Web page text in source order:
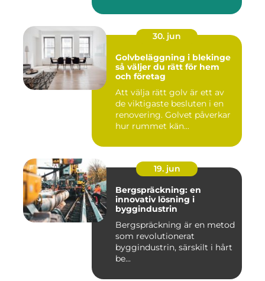
30. jun
Golvbeläggning i blekinge
så väljer du rätt för hem
och företag
Att välja rätt golv är ett av
de viktigaste besluten i en
renovering. Golvet påverkar
hur rummet kän...
19. jun
Bergspräckning: en
innovativ lösning i
byggindustrin
Bergspräckning är en metod
som revolutionerat
byggindustrin, särskilt i hårt
be...